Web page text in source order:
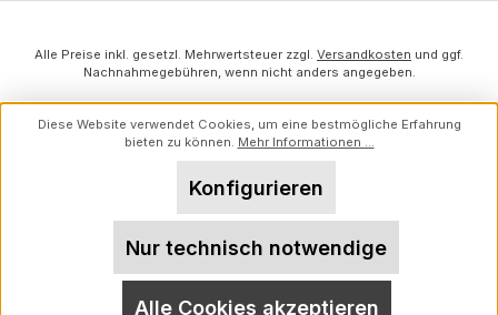
Alle Preise inkl. gesetzl. Mehrwertsteuer zzgl. Versandkosten und ggf.
Nachnahmegebühren, wenn nicht anders angegeben.
Diese Website verwendet Cookies, um eine bestmögliche Erfahrung
bieten zu können. Mehr Informationen ...
Nur technisch notwendige
Konfigurieren
Alle Cookies akzeptieren